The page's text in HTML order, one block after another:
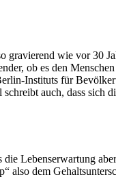
wie vor 30
ob es den
Instituts für
auch, dass
Lebenserwartung
also dem